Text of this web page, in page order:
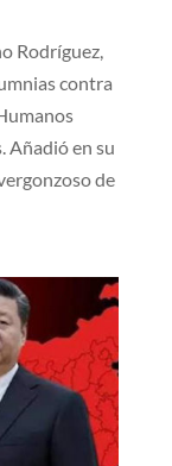
Rodríguez,
contra
Añadió en su
de